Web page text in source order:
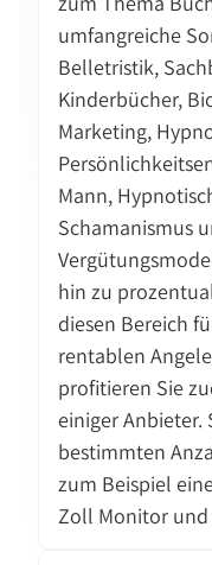
umfangreiche
Belletristik,
Kinderbücher,
Marketing,
Mann,
Schamanismus
hin zu
diesen Bereich
rentablen
profitieren Sie
einiger Anbieter.
bestimmten
zum Beispiel
Zoll Monitor und